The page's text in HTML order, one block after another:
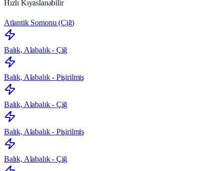
Hızlı Kıyaslanabilir
Atlantik Somonu (Çiğ)
Balık, Alabalık - Çiğ
Balık, Alabalık - Pişirilmiş
Balık, Alabalık - Çiğ
Balık, Alabalık - Pişirilmiş
Balık, Alabalık - Çiğ